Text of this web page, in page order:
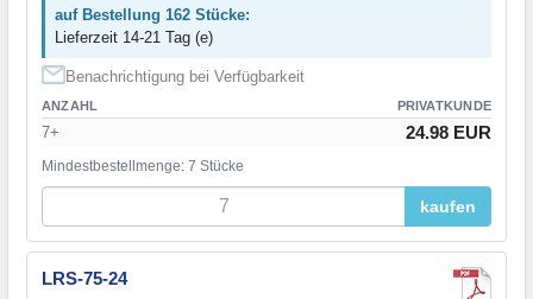
auf Bestellung 162 Stücke:
Lieferzeit 14-21 Tag (e)
Benachrichtigung bei Verfügbarkeit
ANZAHL PRIVATKUNDE
7+ 24.98 EUR
Mindestbestellmenge: 7 Stücke
kaufen
LRS-75-24